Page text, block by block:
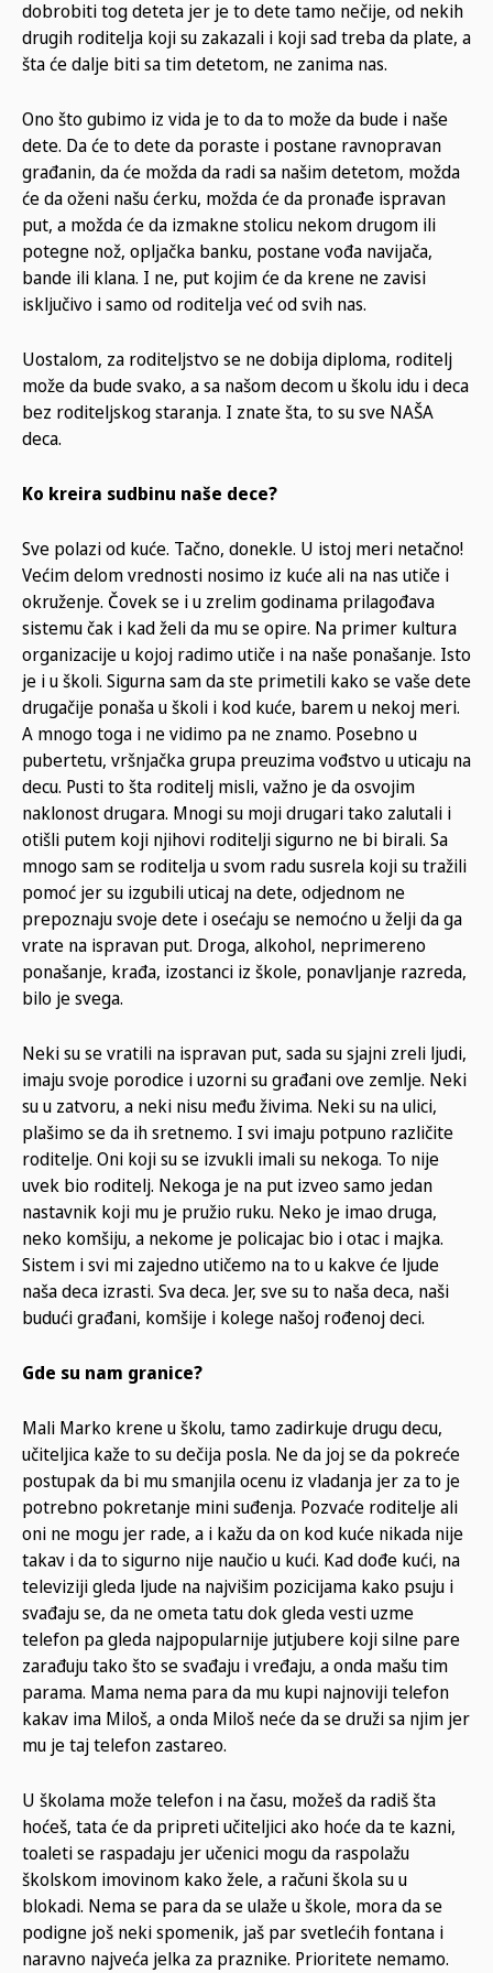
dobrobiti tog deteta jer je to dete tamo nečije, od nekih
drugih roditelja koji su zakazali i koji sad treba da plate, a
šta će dalje biti sa tim detetom, ne zanima nas.
Ono što gubimo iz vida je to da to može da bude i naše
dete. Da će to dete da poraste i postane ravnopravan
građanin, da će možda da radi sa našim detetom, možda
će da oženi našu ćerku, možda će da pronađe ispravan
put, a možda će da izmakne stolicu nekom drugom ili
potegne nož, opljačka banku, postane vođa navijača,
bande ili klana. I ne, put kojim će da krene ne zavisi
isključivo i samo od roditelja već od svih nas.
Uostalom, za roditeljstvo se ne dobija diploma, roditelj
može da bude svako, a sa našom decom u školu idu i deca
bez roditeljskog staranja. I znate šta, to su sve NAŠA
deca.
Ko kreira sudbinu naše dece?
Sve polazi od kuće. Tačno, donekle. U istoj meri netačno!
Većim delom vrednosti nosimo iz kuće ali na nas utiče i
okruženje. Čovek se i u zrelim godinama prilagođava
sistemu čak i kad želi da mu se opire. Na primer kultura
organizacije u kojoj radimo utiče i na naše ponašanje. Isto
je i u školi. Sigurna sam da ste primetili kako se vaše dete
drugačije ponaša u školi i kod kuće, barem u nekoj meri.
A mnogo toga i ne vidimo pa ne znamo. Posebno u
pubertetu, vršnjačka grupa preuzima vođstvo u uticaju na
decu. Pusti to šta roditelj misli, važno je da osvojim
naklonost drugara. Mnogi su moji drugari tako zalutali i
otišli putem koji njihovi roditelji sigurno ne bi birali. Sa
mnogo sam se roditelja u svom radu susrela koji su tražili
pomoć jer su izgubili uticaj na dete, odjednom ne
prepoznaju svoje dete i osećaju se nemoćno u želji da ga
vrate na ispravan put. Droga, alkohol, neprimereno
ponašanje, krađa, izostanci iz škole, ponavljanje razreda,
bilo je svega.
Neki su se vratili na ispravan put, sada su sjajni zreli ljudi,
imaju svoje porodice i uzorni su građani ove zemlje. Neki
su u zatvoru, a neki nisu među živima. Neki su na ulici,
plašimo se da ih sretnemo. I svi imaju potpuno različite
roditelje. Oni koji su se izvukli imali su nekoga. To nije
uvek bio roditelj. Nekoga je na put izveo samo jedan
nastavnik koji mu je pružio ruku. Neko je imao druga,
neko komšiju, a nekome je policajac bio i otac i majka.
Sistem i svi mi zajedno utičemo na to u kakve će ljude
naša deca izrasti. Sva deca. Jer, sve su to naša deca, naši
budući građani, komšije i kolege našoj rođenoj deci.
Gde su nam granice?
Mali Marko krene u školu, tamo zadirkuje drugu decu,
učiteljica kaže to su dečija posla. Ne da joj se da pokreće
postupak da bi mu smanjila ocenu iz vladanja jer za to je
potrebno pokretanje mini suđenja. Pozvaće roditelje ali
oni ne mogu jer rade, a i kažu da on kod kuće nikada nije
takav i da to sigurno nije naučio u kući. Kad dođe kući, na
televiziji gleda ljude na najvišim pozicijama kako psuju i
svađaju se, da ne ometa tatu dok gleda vesti uzme
telefon pa gleda najpopularnije jutjubere koji silne pare
zarađuju tako što se svađaju i vređaju, a onda mašu tim
parama. Mama nema para da mu kupi najnoviji telefon
kakav ima Miloš, a onda Miloš neće da se druži sa njim jer
mu je taj telefon zastareo.
U školama može telefon i na času, možeš da radiš šta
hoćeš, tata će da pripreti učiteljici ako hoće da te kazni,
toaleti se raspadaju jer učenici mogu da raspolažu
školskom imovinom kako žele, a računi škola su u
blokadi. Nema se para da se ulaže u škole, mora da se
podigne još neki spomenik, jaš par svetlećih fontana i
naravno najveća jelka za praznike. Prioritete nemamo.